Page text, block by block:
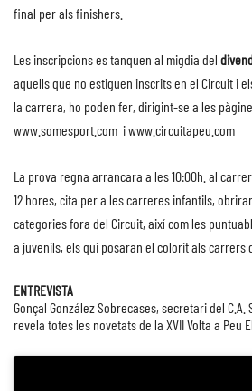
final per als finishers.
Les inscripcions es tanquen al migdia del
aquells que no estiguen inscrits en el Circuit i
la carrera, ho poden fer, dirigint-se a les
www.somesport.com iwww.circuitapeu.com
La prova regna arrancara a les 10:00h. al
12 hores, cita per a les carreres infantils,
categories fora del Circuit, així com les
a juvenils, els qui posaran el colorit als carrers
ENTREVISTA
Gonçal González Sobrecases, secretari del C.A.
revela totes les novetats de la XVII Volta a Peu